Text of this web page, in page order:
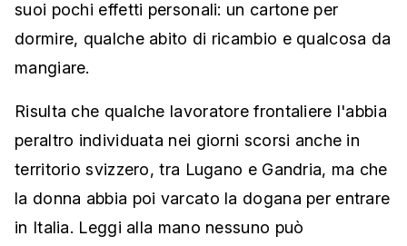
suoi pochi effetti personali: un cartone per
dormire, qualche abito di ricambio e qualcosa da
mangiare.
Risulta che qualche lavoratore frontaliere l'abbia
peraltro individuata nei giorni scorsi anche in
territorio svizzero, tra Lugano e Gandria, ma che
la donna abbia poi varcato la dogana per entrare
in Italia. Leggi alla mano nessuno può